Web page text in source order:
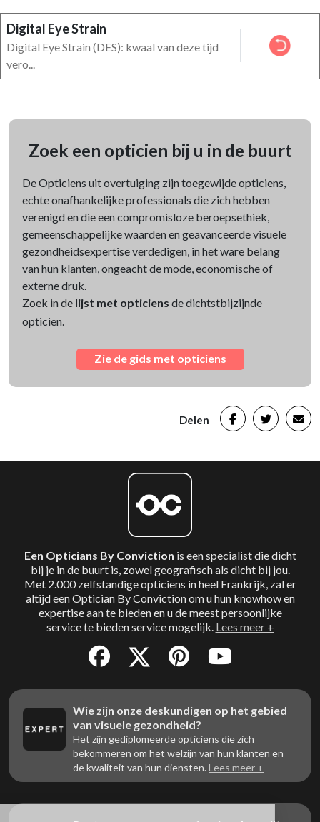
Digital Eye Strain
Digital Eye Strain (DES): kwaal van deze tijd
vero...
Zoek een opticien bij u in de buurt
De Opticiens uit overtuiging zijn toegewijde opticiens,
echte onafhankelijke professionals die zich hebben
verenigd en die een compromisloze beroepsethiek,
gemeenschappelijke waarden en geavanceerde visuele
gezondheidsexpertise verdedigen, in het ware belang
van hun klanten, ongeacht de mode, economische of
externe druk.
Zoek in de lijst met opticiens de dichtstbijzijnde
opticien.
Zie de gids met opticiens
Delen
Een Opticians By Conviction is een specialist die dicht
bij je in de buurt is, zowel geografisch als dicht bij jou.
Met 2.000 zelfstandige opticiens in heel Frankrijk, zal er
altijd een Optician By Conviction om u hun knowhow en
expertise aan te bieden en u de meest persoonlijke
service te bieden service mogelijk. Lees meer +
Wie zijn onze deskundigen op het gebied
van visuele gezondheid?
Het zijn gediplomeerde opticiens die zich
bekommeren om het welzijn van hun klanten en
de kwaliteit van hun diensten. Lees meer +